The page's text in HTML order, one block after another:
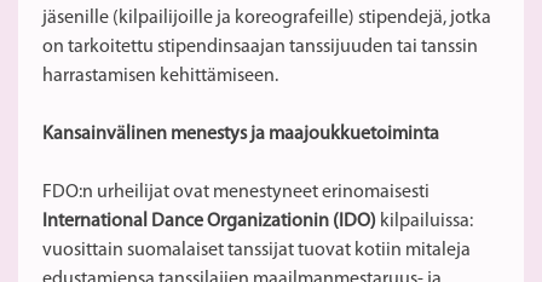
jäsenille (kilpailijoille ja koreografeille) stipendejä, jotka
on tarkoitettu stipendinsaajan tanssijuuden tai tanssin
harrastamisen kehittämiseen.
Kansainvälinen menestys ja maajoukkuetoiminta
FDO:n urheilijat ovat menestyneet erinomaisesti
International Dance Organizationin (IDO) kilpailuissa:
vuosittain suomalaiset tanssijat tuovat kotiin mitaleja